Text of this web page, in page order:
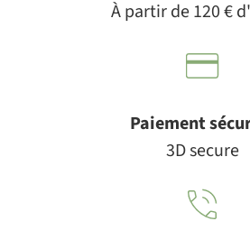
À partir de 120 €
Paiement
3D secure